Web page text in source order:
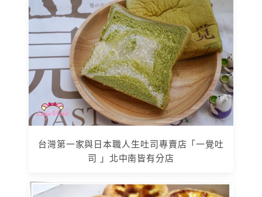
台灣第一家與日本職人生吐司專賣店「一覺吐
司 」北中南皆有分店